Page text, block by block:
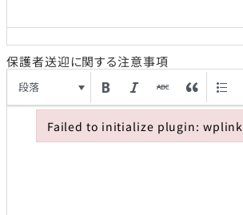
保護者送迎に関する注意事項
段落
Failed to initialize plugin: wplink
Failed to initialize plugin: wplink